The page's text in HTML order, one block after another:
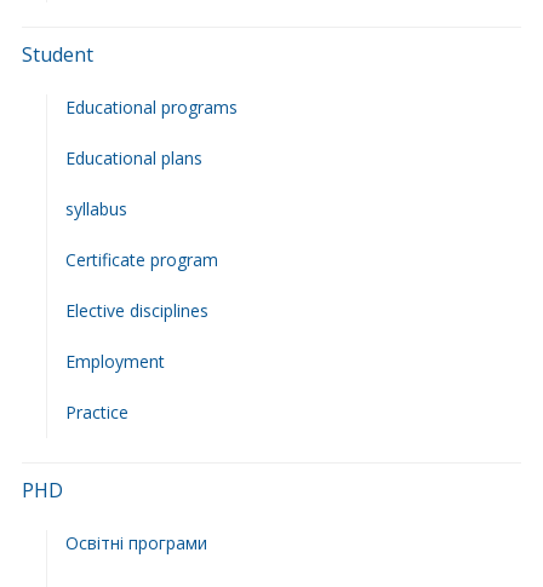
Student
Educational programs
Educational plans
syllabus
Сertificate program
Elective disciplines
Employment
Practice
PHD
Освітні програми